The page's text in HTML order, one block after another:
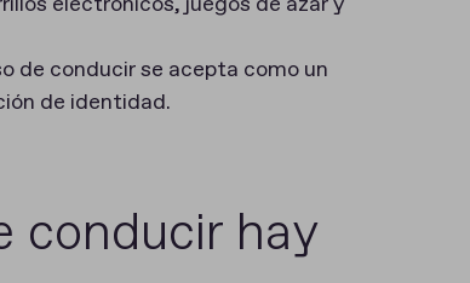
de conducir se acepta como un
de identidad.
conducir hay